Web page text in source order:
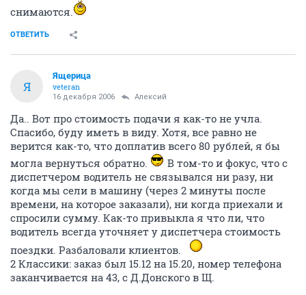
снимаются.
ОТВЕТИТЬ
Я
Ящерица
veteran
16 декабря 2006 Алексий
Да.. Вот про стоимость подачи я как-то не учла.
Спасибо, буду иметь в виду. Хотя, все равно не
верится как-то, что доплатив всего 80 рублей, я бы
могла вернуться обратно.
В том-то и фокус, что с
диспетчером водитель не связывался ни разу, ни
когда мы сели в машину (через 2 минуты после
времени, на которое заказали), ни когда приехали и
спросили сумму. Как-то привыкла я что ли, что
водитель всегда уточняет у диспетчера стоимость
поездки. Разбаловали клиентов.
2 Классики: заказ был 15.12 на 15.20, номер телефона
заканчивается на 43, с Д.Донского в Щ.